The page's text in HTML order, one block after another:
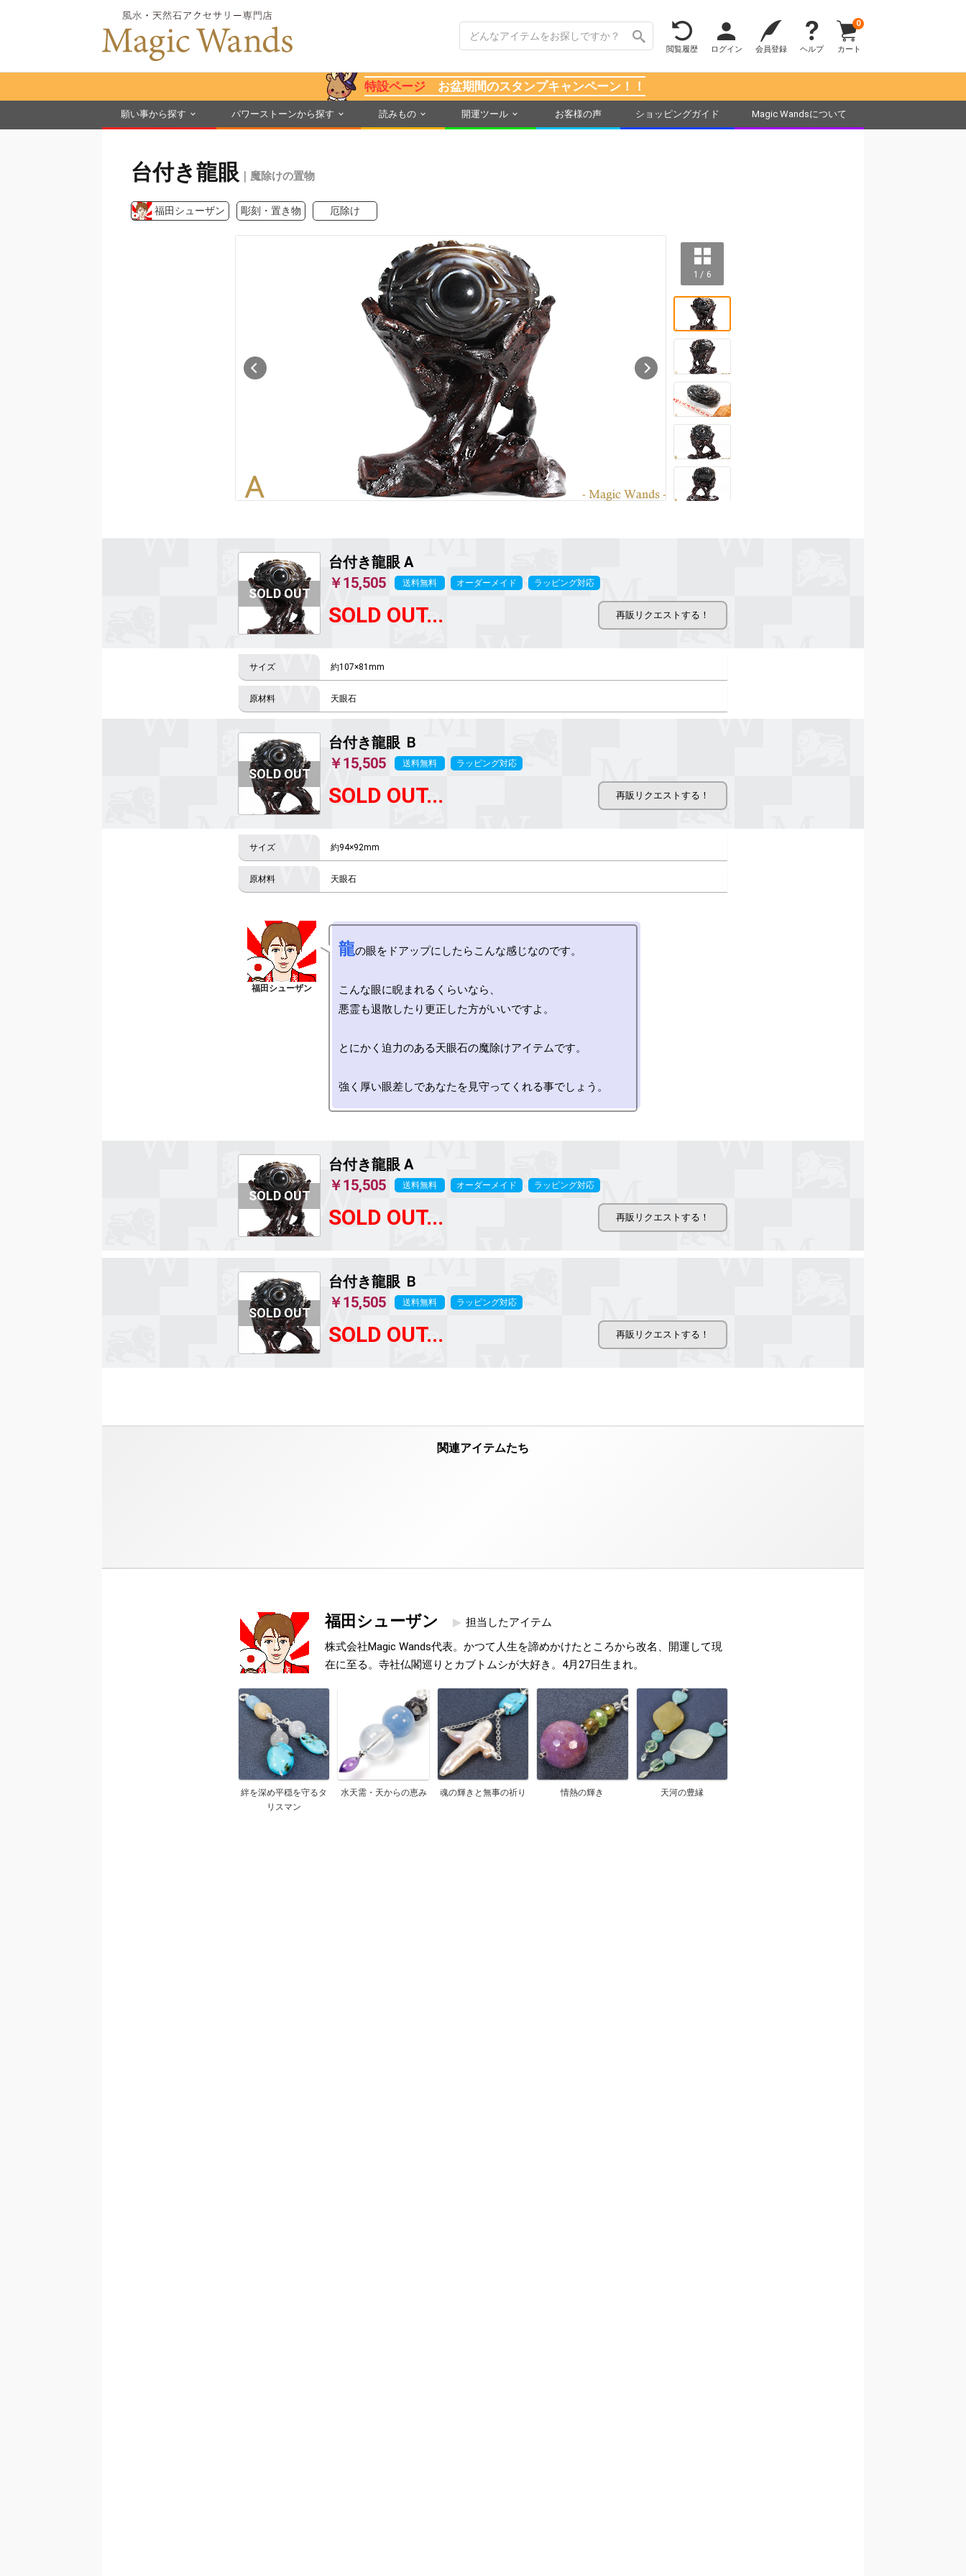
閲覧履歴 ログイン 会員登録 ヘルプ カート
0
特設ページ お盆期間のスタンプキャンペーン！！
願い事から探す パワーストーンから探す 読みもの 開運ツール お客様の声 ショッピングガイド Magic Wandsについて
台付き龍眼 ｜魔除けの置物
福田シューザン 彫刻・置き物 厄除け
1 / 6
台付き龍眼 A
￥15,505
送料無料 オーダーメイド ラッピング対応
SOLD OUT...
約107×81mm
天眼石
台付き龍眼 Ｂ
￥15,505
送料無料 ラッピング対応
SOLD OUT...
約94×92mm
天眼石
龍の眼をドアップにしたらこんな感じなのです。
こんな眼に睨まれるくらいなら、
悪霊も退散したり更正した方がいいですよ。
とにかく迫力のある天眼石の魔除けアイテムです。
台付き龍眼 A
￥15,505
送料無料 オーダーメイド ラッピング対応
SOLD OUT...
台付き龍眼 Ｂ
￥15,505
送料無料 ラッピング対応
SOLD OUT...
福田シューザン
担当したアイテム
株式会社Magic Wands代表。かつて人生を諦めかけたところから改名、開運して現
在に至る。寺社仏閣巡りとカブトムシが大好き。4月27日生まれ。
絆を深め平穏を守るタ
リスマン
水天需・天からの恵み 魂の輝きと無事の祈り 情熱の輝き 天河の豊縁